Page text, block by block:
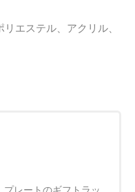
エステル、アクリル、
プレートのギフトラッ